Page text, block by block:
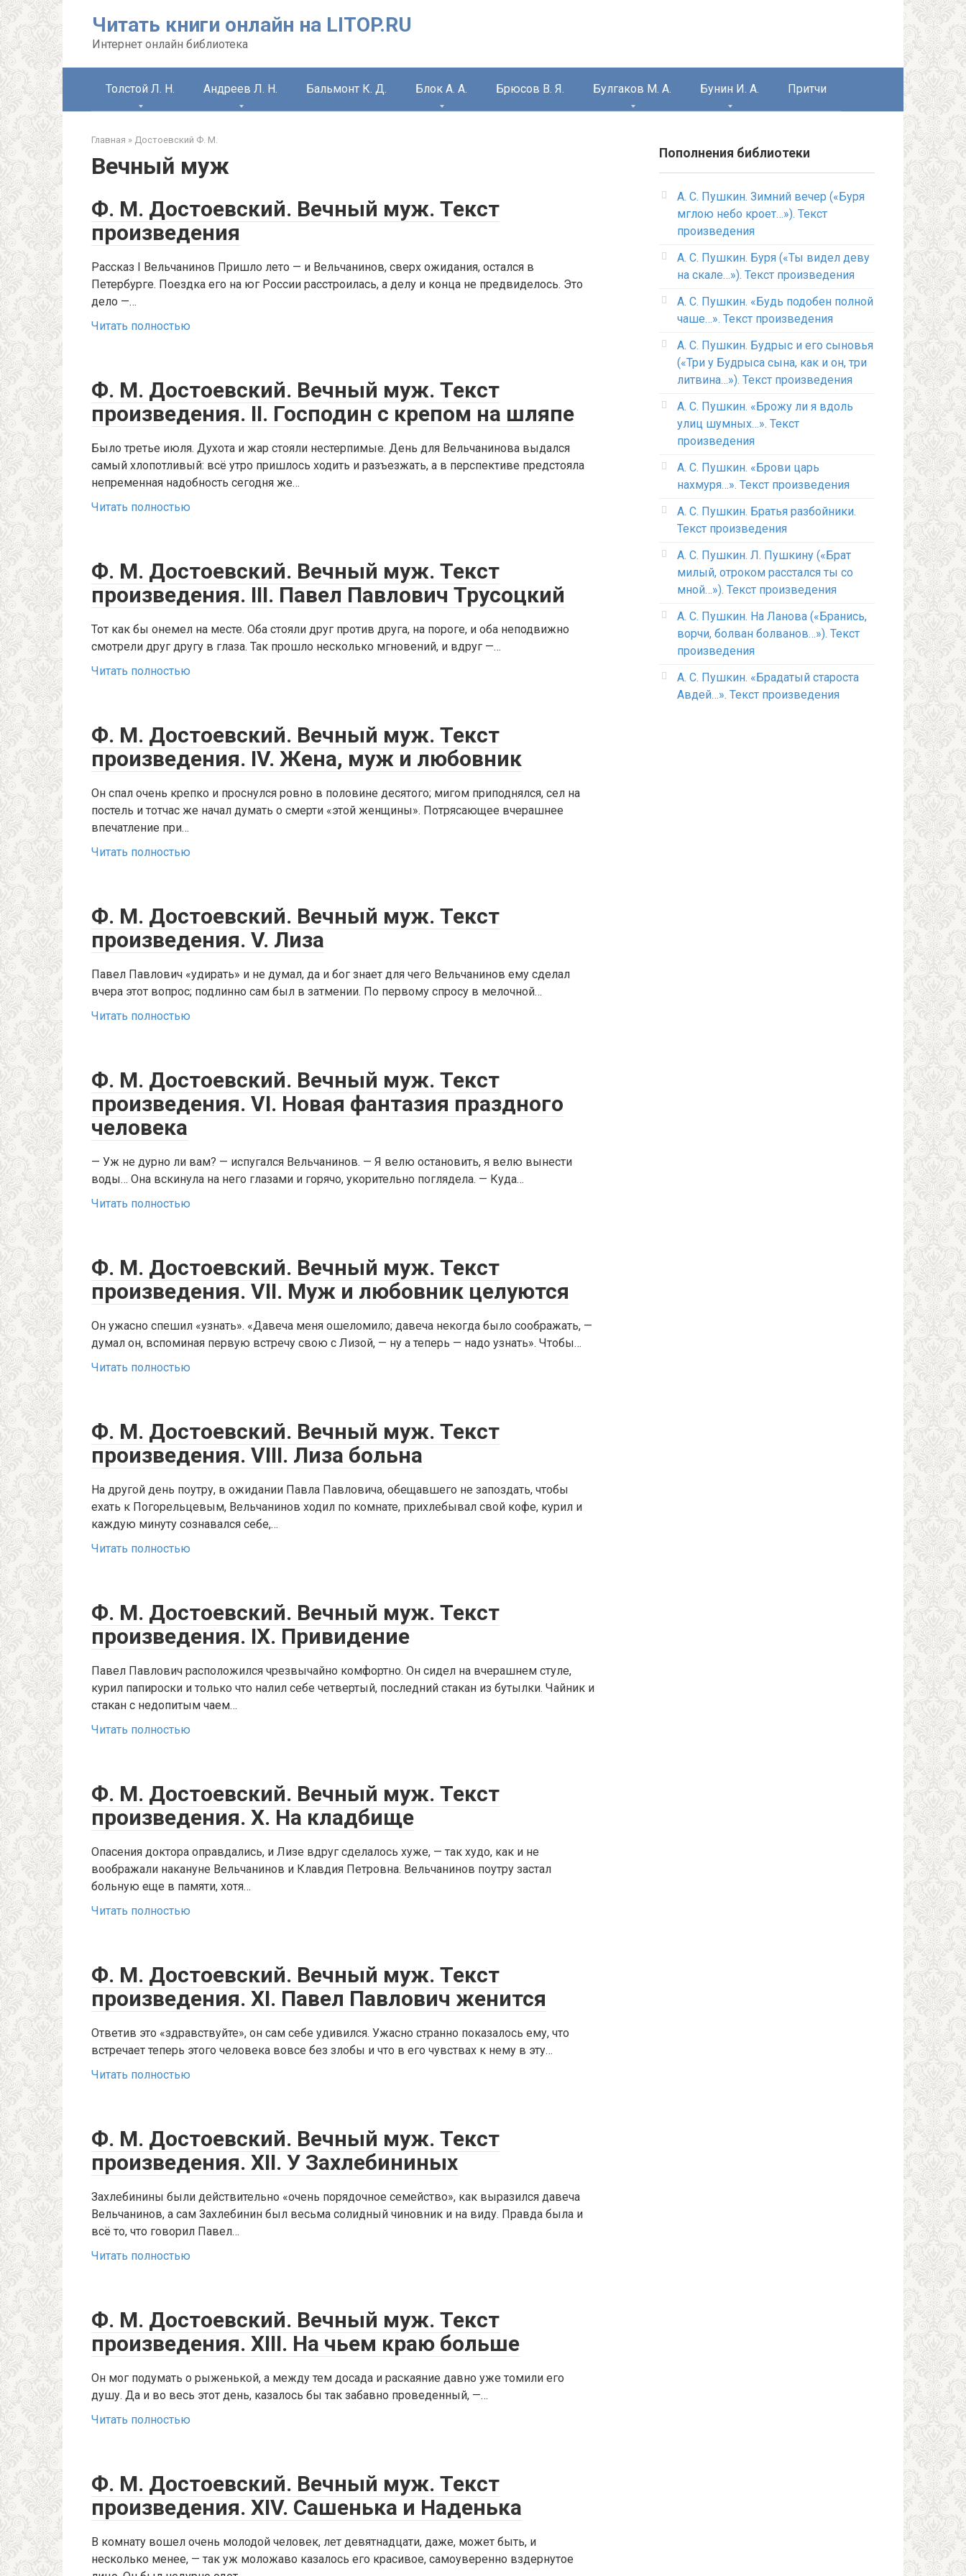
Читать книги онлайн на LITOP.RU
Интернет онлайн библиотека
Толстой Л. Н. Андреев Л. Н. Бальмонт К. Д. Блок А. А. Брюсов В. Я. Булгаков М. А. Бунин И. А. Притчи
Главная » Достоевский Ф. М.
Вечный муж
Ф. М. Достоевский. Вечный муж. Текст
произведения
Рассказ I Вельчанинов Пришло лето — и Вельчанинов, сверх ожидания, остался в
Петербурге. Поездка его на юг России расстроилась, а делу и конца не предвиделось. Это
дело —…
Читать полностью
Ф. М. Достоевский. Вечный муж. Текст
произведения. II. Господин с крепом на шляпе
Было третье июля. Духота и жар стояли нестерпимые. День для Вельчанинова выдался
самый хлопотливый: всё утро пришлось ходить и разъезжать, а в перспективе предстояла
непременная надобность сегодня же…
Читать полностью
Ф. М. Достоевский. Вечный муж. Текст
произведения. III. Павел Павлович Трусоцкий
Тот как бы онемел на месте. Оба стояли друг против друга, на пороге, и оба неподвижно
смотрели друг другу в глаза. Так прошло несколько мгновений, и вдруг —…
Читать полностью
Ф. М. Достоевский. Вечный муж. Текст
произведения. IV. Жена, муж и любовник
Он спал очень крепко и проснулся ровно в половине десятого; мигом приподнялся, сел на
постель и тотчас же начал думать о смерти «этой женщины». Потрясающее вчерашнее
впечатление при…
Читать полностью
Ф. М. Достоевский. Вечный муж. Текст
произведения. V. Лиза
Павел Павлович «удирать» и не думал, да и бог знает для чего Вельчанинов ему сделал
вчера этот вопрос; подлинно сам был в затмении. По первому спросу в мелочной…
Читать полностью
Ф. М. Достоевский. Вечный муж. Текст
произведения. VI. Новая фантазия праздного
человека
— Уж не дурно ли вам? — испугался Вельчанинов. — Я велю остановить, я велю вынести
воды… Она вскинула на него глазами и горячо, укорительно поглядела. — Куда…
Читать полностью
Ф. М. Достоевский. Вечный муж. Текст
произведения. VII. Муж и любовник целуются
Он ужасно спешил «узнать». «Давеча меня ошеломило; давеча некогда было соображать, —
думал он, вспоминая первую встречу свою с Лизой, — ну а теперь — надо узнать». Чтобы…
Читать полностью
Ф. М. Достоевский. Вечный муж. Текст
произведения. VIII. Лиза больна
На другой день поутру, в ожидании Павла Павловича, обещавшего не запоздать, чтобы
ехать к Погорельцевым, Вельчанинов ходил по комнате, прихлебывал свой кофе, курил и
каждую минуту сознавался себе,…
Читать полностью
Ф. М. Достоевский. Вечный муж. Текст
произведения. IX. Привидение
Павел Павлович расположился чрезвычайно комфортно. Он сидел на вчерашнем стуле,
курил папироски и только что налил себе четвертый, последний стакан из бутылки. Чайник и
стакан с недопитым чаем…
Читать полностью
Ф. М. Достоевский. Вечный муж. Текст
произведения. X. На кладбище
Опасения доктора оправдались, и Лизе вдруг сделалось хуже, — так худо, как и не
воображали накануне Вельчанинов и Клавдия Петровна. Вельчанинов поутру застал
больную еще в памяти, хотя…
Читать полностью
Ф. М. Достоевский. Вечный муж. Текст
произведения. XI. Павел Павлович женится
Ответив это «здравствуйте», он сам себе удивился. Ужасно странно показалось ему, что
встречает теперь этого человека вовсе без злобы и что в его чувствах к нему в эту…
Читать полностью
Ф. М. Достоевский. Вечный муж. Текст
произведения. XII. У Захлебининых
Захлебинины были действительно «очень порядочное семейство», как выразился давеча
Вельчанинов, а сам Захлебинин был весьма солидный чиновник и на виду. Правда была и
всё то, что говорил Павел…
Читать полностью
Ф. М. Достоевский. Вечный муж. Текст
произведения. XIII. На чьем краю больше
Он мог подумать о рыженькой, а между тем досада и раскаяние давно уже томили его
душу. Да и во весь этот день, казалось бы так забавно проведенный, —…
Читать полностью
Ф. М. Достоевский. Вечный муж. Текст
произведения. XIV. Сашенька и Наденька
В комнату вошел очень молодой человек, лет девятнадцати, даже, может быть, и
несколько менее, — так уж моложаво казалось его красивое, самоуверенно вздернутое
Пополнения библиотеки
А. С. Пушкин. Зимний вечер («Буря
мглою небо кроет…»). Текст
произведения
А. С. Пушкин. Буря («Ты видел деву
на скале…»). Текст произведения
А. С. Пушкин. «Будь подобен полной
чаше…». Текст произведения
А. С. Пушкин. Будрыс и его сыновья
(«Три у Будрыса сына, как и он, три
литвина…»). Текст произведения
А. С. Пушкин. «Брожу ли я вдоль
улиц шумных…». Текст
произведения
А. С. Пушкин. «Брови царь
нахмуря…». Текст произведения
А. С. Пушкин. Братья разбойники.
Текст произведения
А. С. Пушкин. Л. Пушкину («Брат
милый, отроком расстался ты со
мной…»). Текст произведения
А. С. Пушкин. На Ланова («Бранись,
ворчи, болван болванов…»). Текст
произведения
А. С. Пушкин. «Брадатый староста
Авдей…». Текст произведения